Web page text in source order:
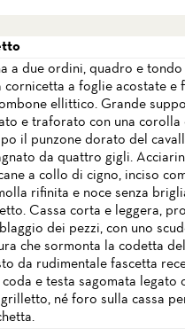
a due ordini, quadro e tondo
cornicetta a foglie acostate e
ellittico. Grande
e traforato con una corolla
il punzone dorato del
da quattro gigli.
a collo di cigno, inciso
rifinita e noce senza
Cassa corta e leggera,
dei pezzi, con uno
che sormonta la codetta
da rudimentale fascetta
e testa sagomata legato
grilletto, né foro sulla cassa